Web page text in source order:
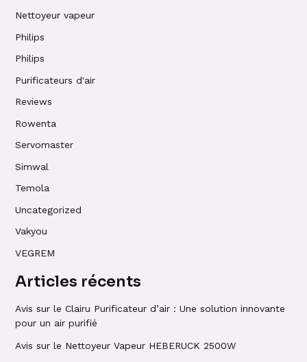
Nettoyeur vapeur
Philips
Philips
Purificateurs d'air
Reviews
Rowenta
Servomaster
Simwal
Temola
Uncategorized
Vakyou
VEGREM
Articles récents
Avis sur le Clairu Purificateur d’air : Une solution innovante
pour un air purifié
Avis sur le Nettoyeur Vapeur HEBERUCK 2500W